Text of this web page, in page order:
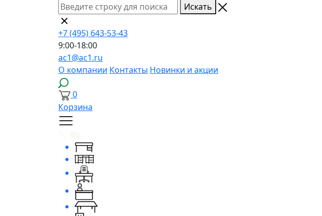
Искать
+7 (495) 643-53-43
9:00-18:00
ac1@ac1.ru
О компании Контакты Новинки и акции
0
Корзина